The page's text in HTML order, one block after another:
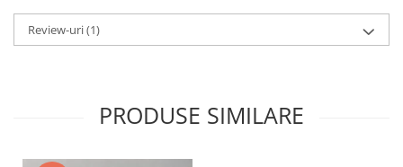
Review-uri(1)
PRODUSE SIMILARE